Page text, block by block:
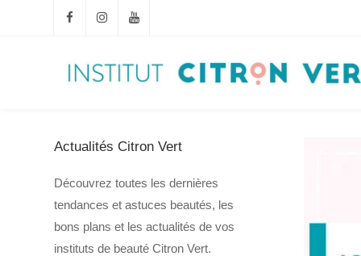
Actualités Citron Vert
Découvrez toutes les dernières
tendances et astuces beautés, les
bons plans et les actualités de vos
instituts de beauté Citron Vert.